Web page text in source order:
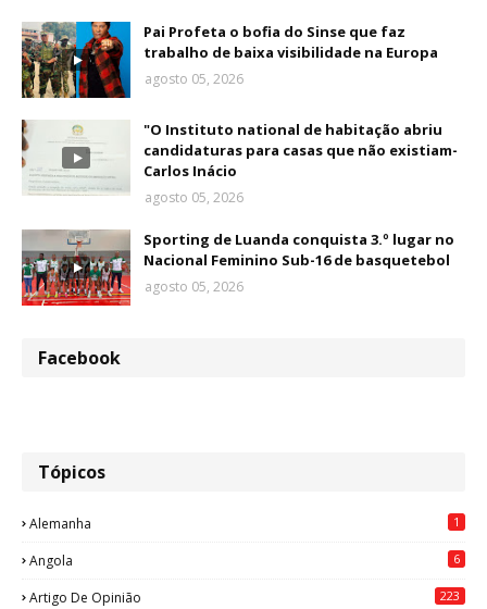
Pai Profeta o bofia do Sinse que faz
trabalho de baixa visibilidade na Europa
agosto 05, 2026
"O Instituto national de habitação abriu
candidaturas para casas que não existiam-
Carlos Inácio
agosto 05, 2026
Sporting de Luanda conquista 3.º lugar no
Nacional Feminino Sub-16 de basquetebol
agosto 05, 2026
Facebook
Tópicos
Alemanha 1
Angola 6
Artigo De Opinião 223